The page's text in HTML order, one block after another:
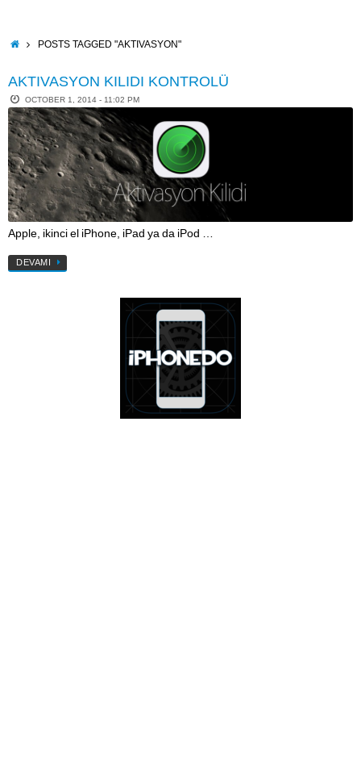
contentHOMEPOSTS TAGGED "AKTIVASYON"
AKTIVASYON KILIDI KONTROLÜ
OCTOBER 1, 2014 - 11:02 PM
Apple, ikinci el iPhone, iPad ya da iPod …
DEVAMI